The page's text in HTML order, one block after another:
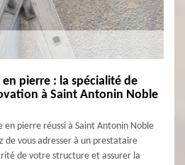
pierre : la spécialité de
à Saint Antonin Noble
en pierre réussi à Saint Antonin Noble
de vous adresser à un prestataire
de votre structure et assurer la